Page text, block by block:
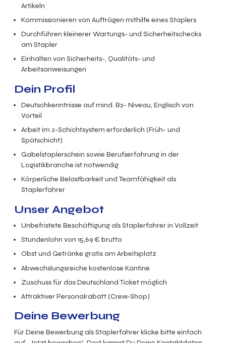
Artikeln
Kommissionieren von Aufträgen mithilfe eines Staplers
Durchführen kleinerer Wartungs- und Sicherheitschecks
am Stapler
Einhalten von Sicherheits-, Qualitäts- und
Arbeitsanweisungen
Dein Profil
Deutschkenntnisse auf mind. B2- Niveau, Englisch von
Vorteil
Arbeit im 2-Schichtsystem erforderlich (Früh- und
Spätschicht)
Gabelstaplerschein sowie Berufserfahrung in der
Logistikbranche ist notwendig
Körperliche Belastbarkeit und Teamfähigkeit als
Staplerfahrer
Unser Angebot
Unbefristete Beschäftigung als Staplerfahrer in Vollzeit
Stundenlohn von15,69 € brutto
Obst und Getränke gratis am Arbeitsplatz
Abwechslungsreiche kostenlose Kantine
Zuschuss für das Deutschland Ticket möglich
Attraktiver Personalrabatt (Crew-Shop)
Deine Bewerbung
Für Deine Bewerbung als Staplerfahrer klicke bitte einfach